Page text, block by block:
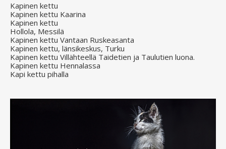
Kapinen kettu
Kapinen kettu Kaarina
Kapinen kettu
Hollola, Messilä
Kapinen kettu Vantaan Ruskeasanta
Kapinen kettu, länsikeskus, Turku
Kapinen kettu Villähteellä Taidetien ja Taulutien luona.
Kapinen kettu Hennalassa
Kapi kettu pihalla